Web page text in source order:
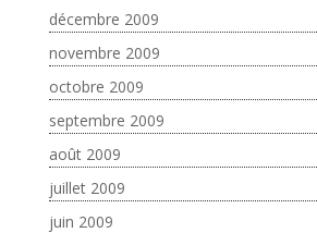
décembre 2009
novembre 2009
octobre 2009
septembre 2009
août 2009
juillet 2009
juin 2009